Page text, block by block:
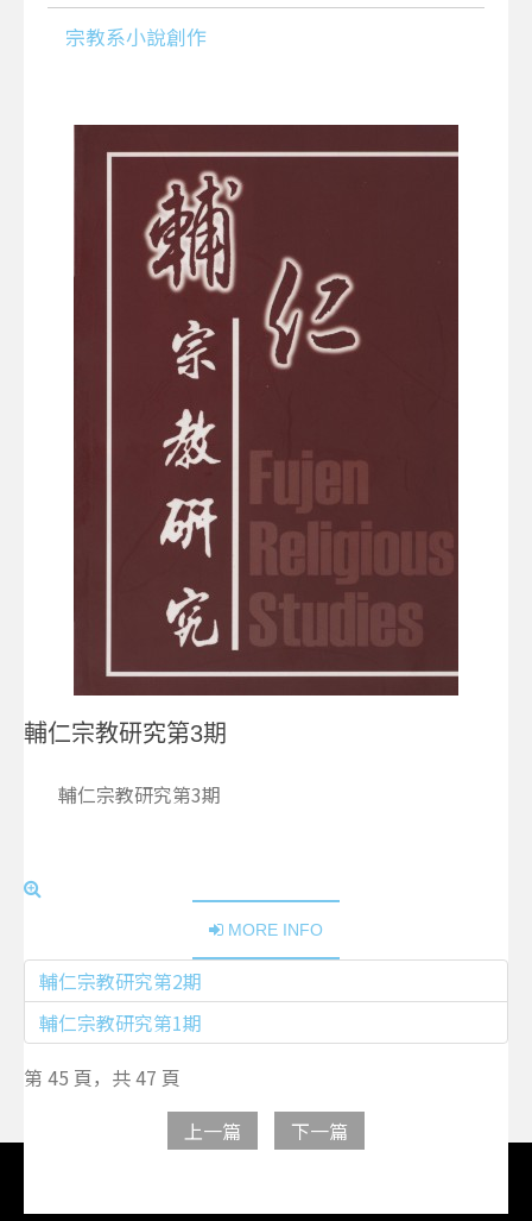
宗教系小說創作
輔仁宗教研究第3期
輔仁宗教研究第3期
MORE INFO
輔仁宗教研究第2期
輔仁宗教研究第1期
第 45 頁，共 47 頁
上一篇
下一篇